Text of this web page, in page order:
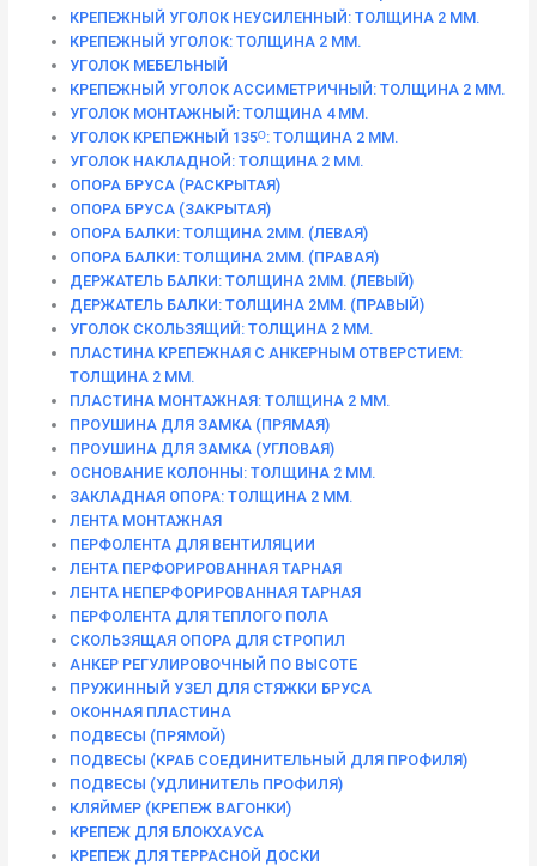
КРЕПЕЖНЫЙ УГОЛОК НЕУСИЛЕННЫЙ: ТОЛЩИНА 2 ММ.
КРЕПЕЖНЫЙ УГОЛОК: ТОЛЩИНА 2 ММ.
УГОЛОК МЕБЕЛЬНЫЙ
КРЕПЕЖНЫЙ УГОЛОК АССИМЕТРИЧНЫЙ: ТОЛЩИНА 2 ММ.
УГОЛОК МОНТАЖНЫЙ: ТОЛЩИНА 4 ММ.
УГОЛОК КРЕПЕЖНЫЙ 135ᴼ: ТОЛЩИНА 2 ММ.
УГОЛОК НАКЛАДНОЙ: ТОЛЩИНА 2 ММ.
ОПОРА БРУСА (РАСКРЫТАЯ)
ОПОРА БРУСА (ЗАКРЫТАЯ)
ОПОРА БАЛКИ: ТОЛЩИНА 2ММ. (ЛЕВАЯ)
ОПОРА БАЛКИ: ТОЛЩИНА 2ММ. (ПРАВАЯ)
ДЕРЖАТЕЛЬ БАЛКИ: ТОЛЩИНА 2ММ. (ЛЕВЫЙ)
ДЕРЖАТЕЛЬ БАЛКИ: ТОЛЩИНА 2ММ. (ПРАВЫЙ)
УГОЛОК СКОЛЬЗЯЩИЙ: ТОЛЩИНА 2 ММ.
ПЛАСТИНА КРЕПЕЖНАЯ С АНКЕРНЫМ ОТВЕРСТИЕМ:
ТОЛЩИНА 2 ММ.
ПЛАСТИНА МОНТАЖНАЯ: ТОЛЩИНА 2 ММ.
ПРОУШИНА ДЛЯ ЗАМКА (ПРЯМАЯ)
ПРОУШИНА ДЛЯ ЗАМКА (УГЛОВАЯ)
ОСНОВАНИЕ КОЛОННЫ: ТОЛЩИНА 2 ММ.
ЗАКЛАДНАЯ ОПОРА: ТОЛЩИНА 2 ММ.
ЛЕНТА МОНТАЖНАЯ
ПЕРФОЛЕНТА ДЛЯ ВЕНТИЛЯЦИИ
ЛЕНТА ПЕРФОРИРОВАННАЯ ТАРНАЯ
ЛЕНТА НЕПЕРФОРИРОВАННАЯ ТАРНАЯ
ПЕРФОЛЕНТА ДЛЯ ТЕПЛОГО ПОЛА
СКОЛЬЗЯЩАЯ ОПОРА ДЛЯ СТРОПИЛ
АНКЕР РЕГУЛИРОВОЧНЫЙ ПО ВЫСОТЕ
ПРУЖИННЫЙ УЗЕЛ ДЛЯ СТЯЖКИ БРУСА
ОКОННАЯ ПЛАСТИНА
ПОДВЕСЫ (ПРЯМОЙ)
ПОДВЕСЫ (КРАБ СОЕДИНИТЕЛЬНЫЙ ДЛЯ ПРОФИЛЯ)
ПОДВЕСЫ (УДЛИНИТЕЛЬ ПРОФИЛЯ)
КЛЯЙМЕР (КРЕПЕЖ ВАГОНКИ)
КРЕПЕЖ ДЛЯ БЛОКХАУСА
КРЕПЕЖ ДЛЯ ТЕРРАСНОЙ ДОСКИ